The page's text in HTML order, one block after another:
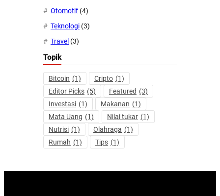
Otomotif (4)
Teknologi (3)
Travel (3)
Topik
Bitcoin (1) Cripto (1)
Editor Picks (5) Featured (3)
Investasi (1) Makanan (1)
Mata Uang (1) Nilai tukar (1)
Nutrisi (1) Olahraga (1)
Rumah (1) Tips (1)